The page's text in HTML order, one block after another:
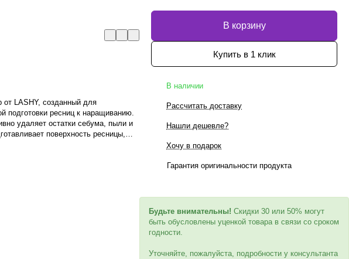
LASHY, созданный для
подготовки ресниц к наращиванию.
удаляет остатки себума, пыли и
поверхность ресницы,
и повышая носку.
В корзину
Купить в 1 клик
В наличии
Рассчитать доставку
Нашли дешевле?
Хочу в подарок
Гарантия оригинальности продукта
Будьте внимательны! Скидки 30 или 50% могут
быть обусловлены уценкой товара в связи со сроком
годности.
Уточняйте, пожалуйста, подробности у консультанта